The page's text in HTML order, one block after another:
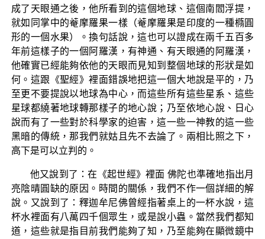
成了天眼通之後，他所看到的這個地球、這個南閻浮提，
就如同掌中的菴摩羅果一樣（菴摩羅果是印度的一種橢圓
形的一個水果）。換句話說，這也可以證成在兩千五百多
年前這樣子的一個阿羅漢，有神通、有天眼通的阿羅漢，
他確實已經能夠依他的天眼而見知到整個地球的形狀是如
何。這跟《聖經》裡面錯誤地把這一個大地說是平的，乃
至更不要提說以地球為中心，而這些所有這些星系、這些
星球都繞著地球轉那樣子的地心說；乃至依地心說、日心
說而有了一些對於科學家的迫害，這一些一神教的這一些
黑暗的傳統，那我們就姑且先不去論了。兩相比照之下，
高下是可以立判的。
他又說到了：在《起世經》裡面 佛陀也準確地指出月
亮陰晴圓缺的原因。時間的關係，我們不作一個詳細的解
說。又說到了：釋迦牟尼佛曾經指著桌上的一杯水說，這
杯水裡面有八萬四千個眾生，或是說小蟲。當然我們都知
道，這些就是指目前我們能夠了知，乃至能夠在顯微鏡中